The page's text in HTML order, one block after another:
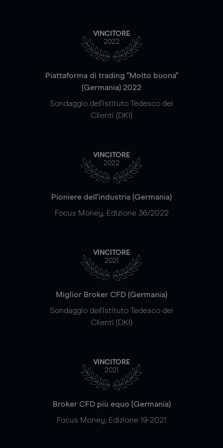
VINCITORE
2022
Piattaforma di trading "Molto buona"
(Germania) 2022
Sondaggio dell'Istituto Tedesco dei
Clienti (DKI)
VINCITORE
2022
Pioniere dell'industria (Germania)
Focus Money, Edizione 36/2022
VINCITORE
2021
Miglior Broker CFD (Germania)
Sondaggio dell'Istituto Tedesco dei
Clienti (DKI)
VINCITORE
2021
Broker CFD più equo (Germania)
Focus Money, Edizione 19-2021